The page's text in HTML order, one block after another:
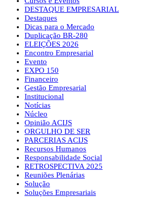
DESTAQUE EMPRESARIAL
Destaques
Dicas para o Mercado
Duplicação BR-280
ELEIÇÕES 2026
Encontro Empresarial
Evento
EXPO 150
Financeiro
Gestão Empresarial
Institucional
Notícias
Núcleo
Opinião ACIJS
ORGULHO DE SER
PARCERIAS ACIJS
Recursos Humanos
Responsabilidade Social
RETROSPECTIVA 2025
Reuniões Plenárias
Solução
Soluções Empresariais